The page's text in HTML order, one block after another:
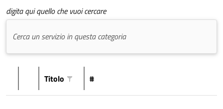
digita qui quello che vuoi cercare
Titolo #